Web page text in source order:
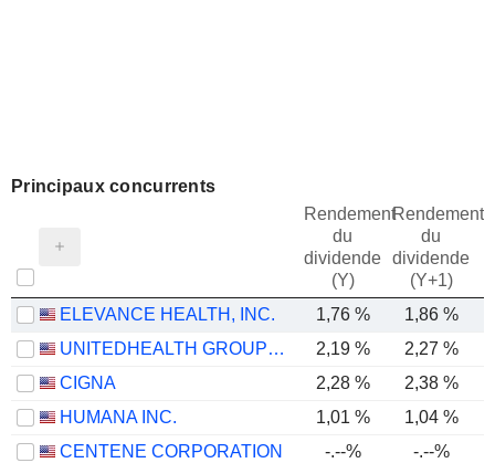
Principaux concurrents
Rendement
du
dividende
(Y)
Rendement
du
dividende
(Y+1)
ELEVANCE HEALTH, INC. 1,76 % 1,86 %
UNITEDHEALTH GROUP INC.
2,19 % 2,27 %
CIGNA
2,28 % 2,38 %
HUMANA INC.
1,01 % 1,04 %
CENTENE CORPORATION
-.--% -.--%